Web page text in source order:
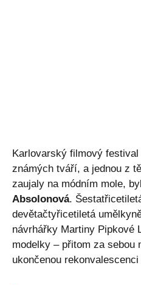
Karlovarský filmový
známých tváří, a jednou z
zaujaly na módním mole,
Absolonová.
devětačtyřicetiletá
návrhářky Martiny Pipkové
modelky – přitom za sebou
ukončenou